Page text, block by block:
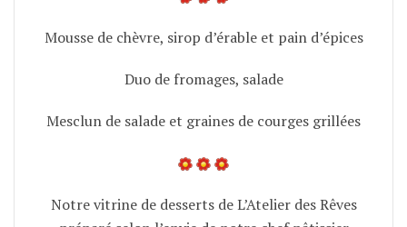
Mousse de chèvre, sirop d’érable et pain d’épices
Duo de fromages, salade
Mesclun de salade et graines de courges grillées
Notre vitrine de desserts de L’Atelier des Rêves